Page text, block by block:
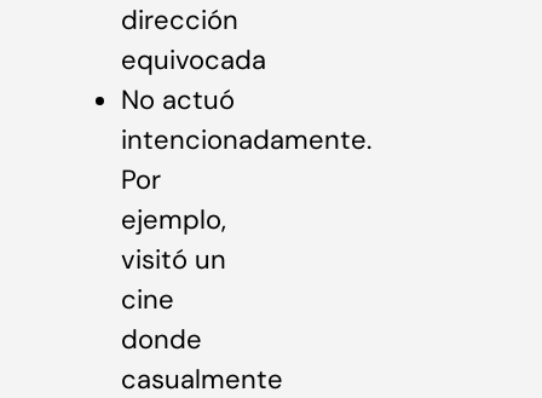
dirección
equivocada
No actuó
intencionadamente.
Por
ejemplo,
visitó un
cine
donde
casualmente